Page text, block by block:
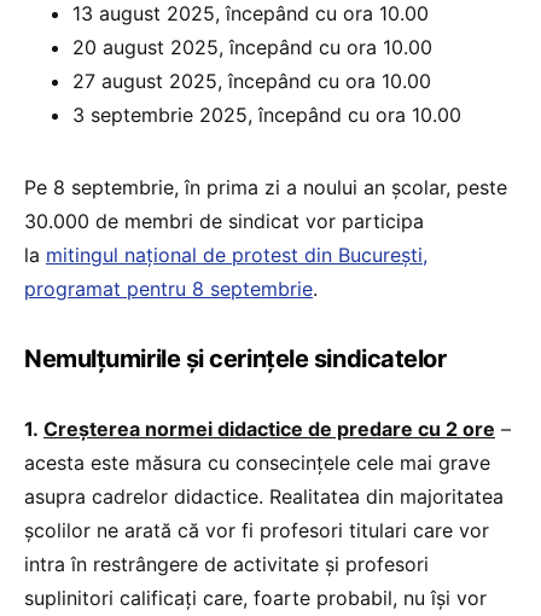
13 august 2025, începând cu ora 10.00
20 august 2025, începând cu ora 10.00
27 august 2025, începând cu ora 10.00
3 septembrie 2025, începând cu ora 10.00
Pe 8 septembrie, în prima zi a noului an școlar, peste
30.000 de membri de sindicat vor participa
la mitingul național de protest din București,
programat pentru 8 septembrie.
Nemulțumirile și cerințele sindicatelor
1. Creșterea normei didactice de predare cu 2 ore –
acesta este măsura cu consecințele cele mai grave
asupra cadrelor didactice. Realitatea din majoritatea
școlilor ne arată că vor fi profesori titulari care vor
intra în restrângere de activitate și profesori
suplinitori calificați care, foarte probabil, nu își vor